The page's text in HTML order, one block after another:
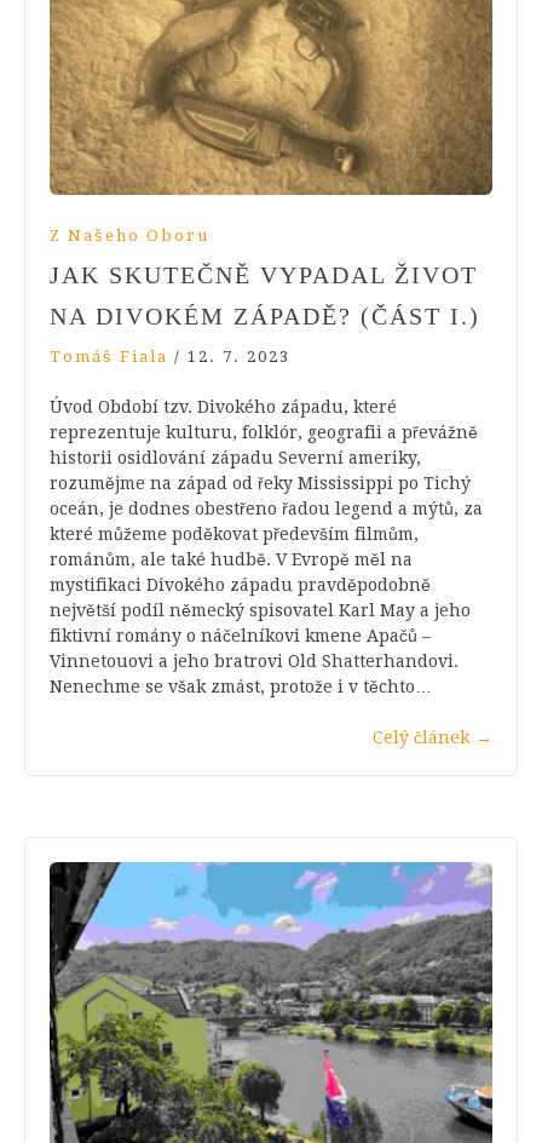
Z Našeho Oboru
JAK SKUTEČNĚ VYPADAL ŽIVOT
NA DIVOKÉM ZÁPADĚ? (ČÁST I.)
Tomáš Fiala / 12. 7. 2023
Úvod Období tzv. Divokého západu, které
reprezentuje kulturu, folklór, geografii a převážně
historii osidlování západu Severní ameriky,
rozumějme na západ od řeky Mississippi po Tichý
oceán, je dodnes obestřeno řadou legend a mýtů, za
které můžeme poděkovat především filmům,
románům, ale také hudbě. V Evropě měl na
mystifikaci Divokého západu pravděpodobně
největší podíl německý spisovatel Karl May a jeho
fiktivní romány o náčelníkovi kmene Apačů –
Vinnetouovi a jeho bratrovi Old Shatterhandovi.
Nenechme se však zmást, protože i v těchto…
Celý článek →